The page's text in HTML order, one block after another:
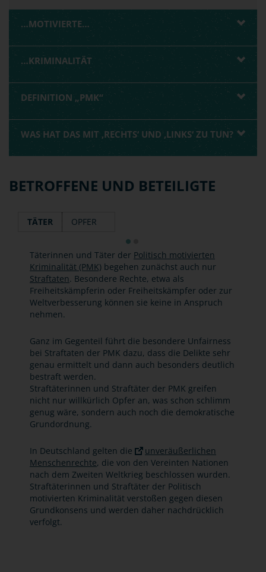
…MOTIVIERTE…
…KRIMINALITÄT
DEFINITION „PMK“
WAS HAT DAS MIT ‚RECHTS‘ UND ‚LINKS‘ ZU TUN?
BETROFFENE UND BETEILIGTE
TÄTER OPFER
Täterinnen und Täter der Politisch motivierten
Kriminalität (PMK) begehen zunächst auch nur
Straftaten. Besondere Rechte, etwa als
Freiheitskämpferin oder Freiheitskämpfer oder zur
Weltverbesserung können sie keine in Anspruch
nehmen.
Ganz im Gegenteil führt die besondere Unfairness
bei Straftaten der PMK dazu, dass die Delikte sehr
genau ermittelt und dann auch besonders deutlich
bestraft werden.
Straftäterinnen und Straftäter der PMK greifen
nicht nur willkürlich Opfer an, was schon schlimm
genug wäre, sondern auch noch die demokratische
Grundordnung.
In Deutschland gelten die
unveräußerlichen
Menschenrechte, die von den Vereinten Nationen
nach dem Zweiten Weltkrieg beschlossen wurden.
Straftäterinnen und Straftäter der Politisch
motivierten Kriminalität verstoßen gegen diesen
Grundkonsens und werden daher nachdrücklich
verfolgt.